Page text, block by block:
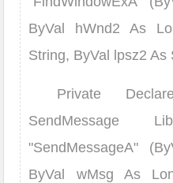
ByVal hWnd2 As
String, ByVal lpsz2 As
Private
SendMessage
"SendMessageA"
ByVal wMsg As